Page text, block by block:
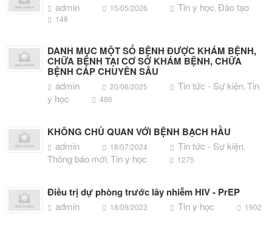
admin 15/05/2026 Tin y học Đào tạo
148
DANH MỤC MỘT SỐ BỆNH ĐƯỢC KHÁM BỆNH,
CHỮA BỆNH TẠI CƠ SỞ KHÁM BỆNH, CHỮA
BỆNH CẤP CHUYÊN SÂU
admin 20/06/2025 Tin tức - Sự kiện Tin
y học
486
KHÔNG CHỦ QUAN VỚI BỆNH BẠCH HẦU
admin 18/07/2024 Tin tức - Sự kiện
Thông báo mới Tin y học 1275
Điều trị dự phòng trước lây nhiễm HIV - PrEP
admin 18/09/2023 Tin y học 1902